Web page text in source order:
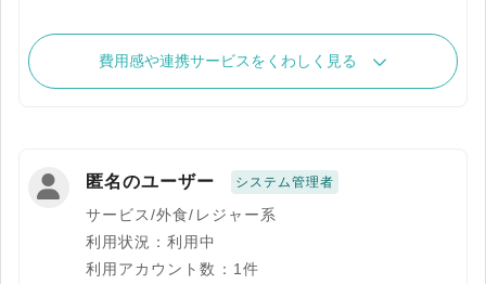
費用感や連携サービスをくわしく見る
匿名のユーザー システム管理者
サービス/外食/レジャー系
利用状況：利用中
利用アカウント数：1件